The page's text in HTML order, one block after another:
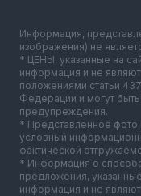
Информация,
изображения) не
* ЦЕНЫ, указанные на
информация и не
положениями статьи
Федерации и могут
предупреждения.
* Представленное фото
условный
фактической
* Информация о
предложения,
информация и не